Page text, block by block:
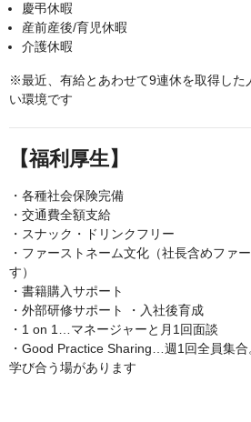
慶弔休暇
産前産後/育児休暇
介護休暇
※最近、有給とあわせて9連休を取得した
い環境です
【福利厚生】
・各種社会保険完備
・交通費全額支給
・スナック・ドリンクフリー
・ファーストネーム文化（社長含めファ
す）
・書籍購入サポート
・外部研修サポート ・入社後育成
・1 on 1…マネージャーと月1回面談
・Good Practice Sharing…週1回全員集合
学び合う場があります